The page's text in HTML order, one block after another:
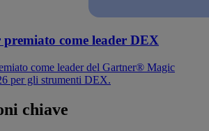
premiato come leader DEX
come leader del Gartner® Magic
per gli strumenti DEX.
chiave